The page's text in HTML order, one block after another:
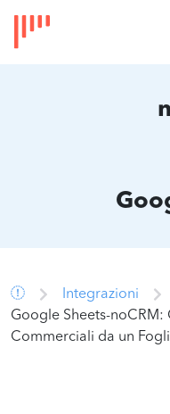
Integrazioni
Google Sheets-
Commerciali da un